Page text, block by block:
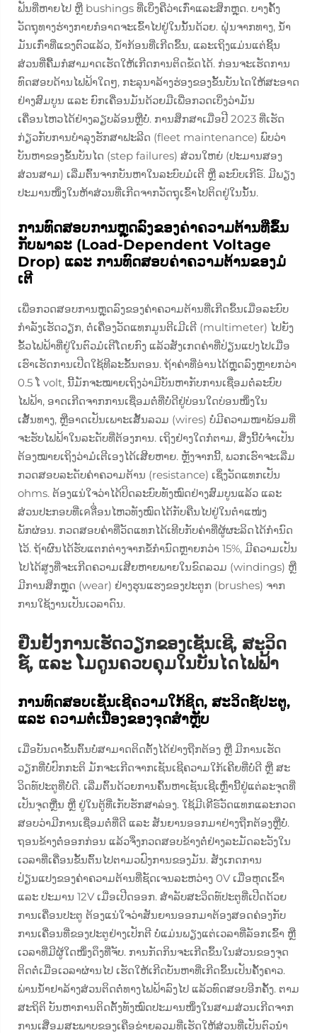
ຟັນທີ່ຫາຍໄປ ຫຼື bushings ທີ່ເບິ່ງຄືວ່າເກົ່າແລະສຶກຫຼຸດ. ບາງຄັ້ງ
ວັດຖຸທາງຮ່າງກາຍກໍອາດຈະເຂົ້າໄປຢູ່ໃນນັ້ນດ້ວຍ. ຝຸ່ນຈາກທາງ, ນ້ຳ
ມັນເກົ່າທີ່ແຂງຕົວແລ້ວ, ນ້ຳກ້ອນທີ່ເກີດຂຶ້ນ, ແລະເຖິງແມ່ນແຕ່ຊິ້ນ
ສ່ວນທີ່ຄື້ມກໍສາມາດເຮັດໃຫ້ເກີດການຕິດຂັດໄດ້. ກ່ອນຈະເຮັດການ
ທົດສອບດ້ານໄຟຟ້າໃດໆ, ກະລຸນາລ້າງຮ່ອງຂອງຂັ້ນບັນໄດໃຫ້ສະອາດ
ຢ່າງສົມບູນ ແລະ ຍົກເຄື່ອນມັນດ້ວຍມືເພື່ອກວດເບິ່ງວ່າມັນ
ເຄື່ອນໄຫວໄດ້ຢ່າງລຽບລ້ອນຫຼືບໍ່. ການສຶກສາເມື່ອປີ 2023 ທີ່ເຮັດ
ກ່ຽວກັບການບໍາລຸງຮັກສາຟະລີດ (fleet maintenance) ພົບວ່າ
ບັນຫາຂອງຂັ້ນບັນໄດ (step failures) ສ່ວນໃຫຍ່ (ປະມານສອງ
ສ່ວນສາມ) ເລີ່ມຕົ້ນຈາກບັນຫາໃນລະບົບມໍເຕີ ຫຼື ລະບົບເກີຣ໌. ມີພຽງ
ປະມານໜຶ່ງໃນຫ້າສ່ວນທີ່ເກີດຈາກວັດຖຸເຂົ້າໄປຕິດຢູ່ໃນນັ້ນ.
ການທົດສອບການຫຼຸດລົງຂອງຄ່າຄວາມຕ້ານທີ່ຂຶ້ນ
ກັບພາລະ (Load-Dependent Voltage
Drop) ແລະ ການທົດສອບຄ່າຄວາມຕ້ານຂອງມໍ
ເຕີ
ເພື່ອກວດສອບການຫຼຸດລົງຂອງຄ່າຄວາມຕ້ານທີ່ເກີດຂຶ້ນເມື່ອລະບົບ
ກຳລັງເຮັດວຽກ, ຕໍ່ເຄື່ອງວັດແທກມູນຕີເມີເຕີ (multimeter) ໄປຍັງ
ຂັ້ວໄຟຟ້າທີ່ຢູ່ໃນຕົວມໍເຕີໂດຍກົງ ແລ້ວສັງເກດຄ່າທີ່ປ່ຽນແປງໄປເມື່ອ
ເຮົາເຮັດການເປີດໃຊ້ທີລະຂັ້ນຕອນ. ຖ້າຄ່າທີ່ອ່ານໄດ້ຫຼຸດລົງຫຼາຍກວ່າ
0.5 ໂ volt, ນີ້ມັກຈະໝາຍເຖິງວ່າມີບັນຫາກັບການເຊື່ອມຕໍ່ລະບົບ
ໄຟຟ້າ, ອາດເກີດຈາກການເຊື່ອມຕໍ່ທີ່ບໍ່ດີຢູ່ບ່ອນໃດບ່ອນໜຶ່ງໃນ
ເສັ້ນທາງ, ຫຼືອາດເປັນເພາະເສັ້ນລວມ (wires) ບໍ່ມີຄວາມໜາພ້ອມທີ່
ຈະຮັບໄຟຟ້າໃນລະດັບທີ່ຕ້ອງການ. ເຖິງຢ່າງໃດກໍຕາມ, ສິ່ງນີ້ບໍ່ຈຳເປັນ
ຕ້ອງໝາຍເຖິງວ່າມໍເຕີເອງໄດ້ເສີຍຫາຍ. ຫຼັງຈາກນີ້, ພວກເຮົາຈະເລີ່ມ
ກວດສອບລະດັບຄ່າຄວາມຕ້ານ (resistance) ເຊິ່ງວັດແທກເປັນ
ohms. ຕ້ອງແນ່ໃຈວ່າໄດ້ປິດລະບົບທັງໝົດຢ່າງສົມບູນແລ້ວ ແລະ
ສ່ວນປະກອບທີ່ເคลື່ອນໄຫວທັງໝົດໄດ້ກັບຄືນໄປຢູ່ໃນຕຳແໜ່ງ
ພັກຜ່ອນ. ກວດສອບຄ່າທີ່ວັດແທກໄດ້ເທີບກັບຄ່າທີ່ຜູ້ຜະລິດໄດ້ກຳນົດ
ໄວ້. ຖ້າຜົນໄດ້ຮັບແຕກຕ່າງຈາກຂໍ້ກຳນົດຫຼາຍກວ່າ 15%, ມີຄວາມເປັນ
ໄປໄດ້ສູງທີ່ຈະເກີດຄວາມເສີຍຫາຍພາຍໃນຂົດລວມ (windings) ຫຼື
ມີການສຶກຫຼຸດ (wear) ຢ່າງຮຸນແຮງຂອງປະຕູກ (brushes) ຈາກ
ການໃຊ້ງານເປັນເວລາດົນ.
ຢືນຢັ້ງການເຮັດວຽກຂອງເຊັນເຊີ, ສະວິດ
ຊ໌, ແລະ ໂມດູນຄວບຄຸມໃນບັນໄດໄຟຟ້າ
ການທົດສອບເຊັນເຊີຄວາມໃກ້ຊິດ, ສະວິດຊ໌ປະຕູ,
ແລະ ຄວາມຕໍ່ເນື່ອງຂອງຈຸດສຳຫຼັບ
ເມື່ອບັນດາຂັ້ນຕົ້ນບໍ່ສາມາດຕິດຕັ້ງໄດ້ຢ່າງຖືກຕ້ອງ ຫຼື ມີການເຮັດ
ວຽກທີ່ບໍ່ປົກກະຕິ ມັກຈະເກີດຈາກເຊັນເຊີຄວາມໃກ້ເຄີຍທີ່ບໍ່ດີ ຫຼື ສະ
ວິດທ໌ປະຕູທີ່ບໍ່ດີ. ເລີ່ມຕົ້ນດ້ວຍການຄົ້ນຫາເຊັນເຊີເຫຼົ່ານີ້ຢູ່ແຕ່ລະຈຸດທີ່
ເປັນຈຸດຫຼື່ນ ຫຼື ຢູ່ໃນຕູ້ທີ່ເກັບຮັກສາລ່ອງ. ໃຊ້ມີเตີຣ໌ວັດແທກແລະກວດ
ສອບວ່າມີການເຊື່ອມຕໍ່ທີ່ດີ ແລະ ສັນຍານອອກມາຢ່າງຖືກຕ້ອງຫຼືບໍ່.
ຖອນຂ້າງຕໍ່ອອກກ່ອນ ແລ້ວຈຶ່ງກວດສອບຂ້າງຕໍ່ຢ່າງລະມັດລະວັງໃນ
ເວລາທີ່ເຄື່ອນຂັ້ນຕົ້ນໄປຕາມວຟົງການຂອງມັນ. ສັງເກດການ
ປ່ຽນແປງຂອງຄ່າຄວາມຕ້ານທີ່ຊັດເຈນລະຫວ່າງ 0V ເມື່ອຫຸດເຂົ້າ
ແລະ ປະມານ 12V ເມື່ອເປີດອອກ. ສຳລັບສະວິດທ໌ປະຕູທີ່ເປີດດ້ວຍ
ການເຄື່ອນປະຕູ ຕ້ອງແນ່ໃຈວ່າສັນຍານອອກມາຕ້ອງສອດຄ່ອງກັບ
ການເຄື່ອນທີ່ຂອງປະຕູຢ່າງເປັກຕີ ບໍ່ແມ່ນພຽງແຕ່ເວລາທີ່ລັອກເຂົ້າ ຫຼື
ເວລາທີ່ມີຜູ້ໃດໜຶ່ງດຶງທີ່ຈັບ. ການກັດກິນຈະເກີດຂຶ້ນໃນສ່ວນຂອງຈຸດ
ຕິດຕໍ່ເມື່ອເວລາຜ່ານໄປ ເຮັດໃຫ້ເກີດບັນຫາທີ່ເກີດຂຶ້ນເປັນຄັ້ງຄາວ.
ພ່ານນ້ຳຢາລ້າງສ່ວນຕິດຕໍ່ທາງໄຟຟ້າລົງໄປ ແລ້ວທົດສອບອີກຄັ້ງ. ຕາມ
ສະຖິຕິ ບັນຫາການຕິດຕັ້ງທັງໝົດປະມານໜຶ່ງໃນສາມສ່ວນເກີດຈາກ
ການເສື່ອມສະພາບຂອງເຄືອຂ່າຍລວມທີ່ເຮັດໃຫ້ສ່ວນທີ່ເປັນຕົວນຳ